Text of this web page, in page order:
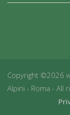
Copyright ©2026
Alpini - Roma - All